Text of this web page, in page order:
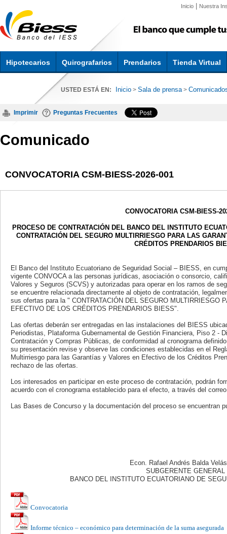
Inicio| Nuestra
Hipotecarios Quirografarios Prendarios Tienda Virtual
USTED ESTÁ EN: Inicio > Sala de prensa>
Imprimir Preguntas Frecuentes
Comunicado
CONVOCATORIA CSM-BIESS-2026-001
CONVOCATORIA CSM-BIESS-
PROCESO DE CONTRATACIÓN DEL BANCO DEL INSTITUTO
CONTRATACIÓN DEL SEGURO MULTIRRIESGO PARA LAS
CRÉDITOS PRENDARIOS
El Banco del Instituto Ecuatoriano de Seguridad Social – BIESS, en
vigente CONVOCA a las personas jurídicas, asociación o consorcio,
Valores y Seguros (SCVS) y autorizadas para operar en los ramos de
se encuentre relacionada directamente al objeto de contratación,
sus ofertas para la " CONTRATACIÓN DEL SEGURO MULTIRRIESGO
EFECTIVO DE LOS CRÉDITOS PRENDARIOS BIESS".
Las ofertas deberán ser entregadas en las instalaciones del BIESS
Periodistas, Plataforma Gubernamental de Gestión Financiera, Piso 2 -
Contratación y Compras Públicas, de conformidad al cronograma
su presentación revise y observe las condiciones establecidas en el
Multirriesgo para las Garantías y Valores en Efectivo de los Créditos
rechazo de las ofertas.
Los interesados en participar en este proceso de contratación, podrán
acuerdo con el cronograma establecido para el efecto, a través del
Las Bases de Concurso y la documentación del proceso se encuentran
Econ. Rafael Andrés Balda
SUBGERENTE GENERAL
BANCO DEL INSTITUTO ECUATORIANO DE
Convocatoria
Informe técnico – económico para determinación de la suma asegurada